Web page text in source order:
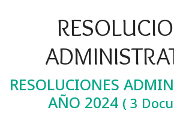
RESOLUCIONES
AÑO 2024 ( 3